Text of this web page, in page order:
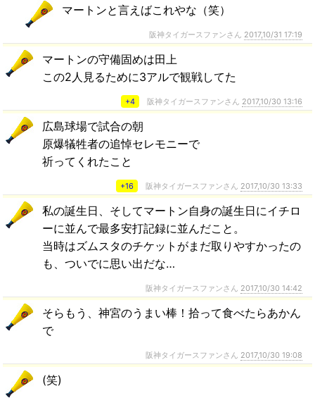
マートンと言えばこれやな（笑）
阪神タイガースファンさん 2017,10/31 17:19
マートンの守備固めは田上
この2人見るために3アルで観戦してた
+4 阪神タイガースファンさん 2017,10/30 13:16
広島球場で試合の朝
原爆犠牲者の追悼セレモニーで
祈ってくれたこと
+16 阪神タイガースファンさん 2017,10/30 13:33
私の誕生日、そしてマートン自身の誕生日にイチロ
ーに並んで最多安打記録に並んだこと。
当時はズムスタのチケットがまだ取りやすかったの
も、ついでに思い出だな…
阪神タイガースファンさん 2017,10/30 14:42
そらもう、神宮のうまい棒！拾って食べたらあかん
で
阪神タイガースファンさん 2017,10/30 19:08
(笑)